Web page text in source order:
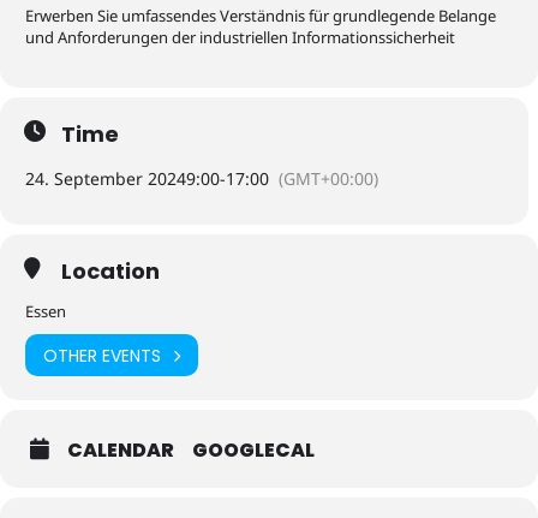
Erwerben Sie umfassendes Verständnis für grundlegende Belange
und Anforderungen der industriellen Informationssicherheit
Time
24. September 20249:00-17:00 (GMT+00:00)
Location
Essen
OTHER EVENTS
CALENDAR GOOGLECAL